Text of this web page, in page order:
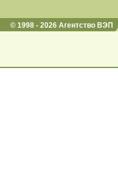
© 1998 - 2026 Агентство ВЭП